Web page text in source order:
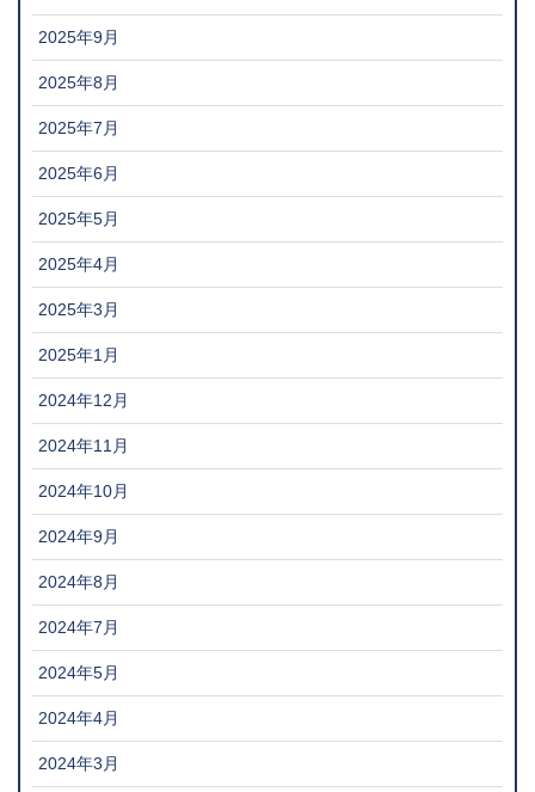
2025年9月
2025年8月
2025年7月
2025年6月
2025年5月
2025年4月
2025年3月
2025年1月
2024年12月
2024年11月
2024年10月
2024年9月
2024年8月
2024年7月
2024年5月
2024年4月
2024年3月